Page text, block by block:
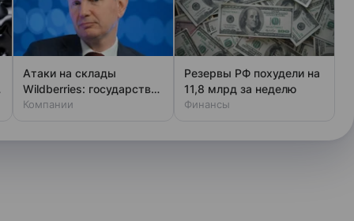
Атаки на склады
Wildberries: государство
вмешалось в ситуацию
Компании
Резервы РФ похудели на
11,8 млрд за неделю
Финансы